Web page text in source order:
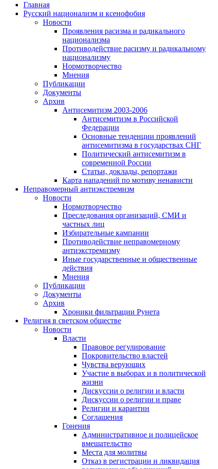
Главная
Русский национализм и ксенофобия
Новости
Проявления расизма и радикального
национализма
Противодействие расизму и радикальному
национализму
Нормотворчество
Мнения
Публикации
Документы
Архив
Антисемитизм 2003-2006
Антисемитизм в Российской
Федерации
Основные тенденции проявлений
антисемитизма в государствах СНГ
Политический антисемитизм в
современной России
Статьи, доклады, репортажи
Карта нападений по мотиву ненависти
Неправомерный антиэкстремизм
Новости
Нормотворчество
Преследования организаций, СМИ и
частных лиц
Избирательные кампании
Противодействие неправомерному
антиэкстремизму
Иные государственные и общественные
действия
Мнения
Публикации
Документы
Архив
Хроники фильтрации Рунета
Религия в светском обществе
Новости
Власти
Правовое регулирование
Покровительство властей
Чувства верующих
Участие в выборах и в политической
жизни
Дискуссии о религии и власти
Дискуссии о религии и праве
Религии и карантин
Соглашения
Гонения
Административное и полицейское
вмешательство
Места для молитвы
Отказ в регистрации и ликвидация